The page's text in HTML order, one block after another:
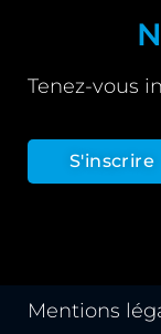
Tenez-vous
S'inscrire
Mentions